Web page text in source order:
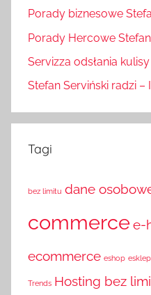
Porady biznesowe
Porady Hercowe
Servizza odsłania
Stefan Serviński radzi –
Tagi
bez limitu dane
commercee-
ecommerce eshop esklep
Trends Hosting bez